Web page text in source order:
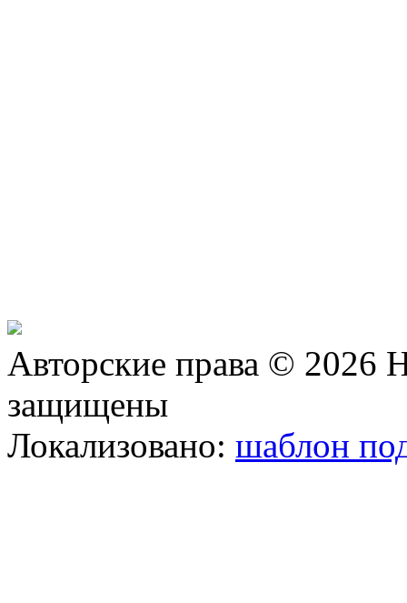
Авторские права © 2026
защищены
Локализовано: шаблон